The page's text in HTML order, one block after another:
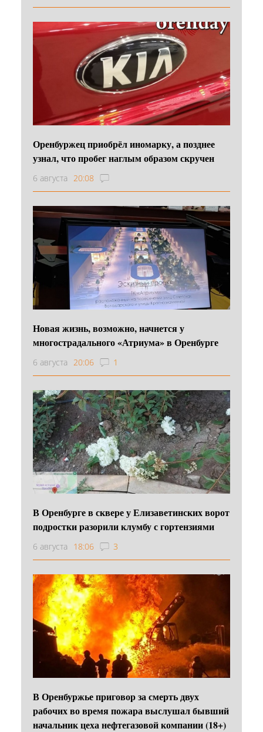
Оренбуржец приобрёл иномарку, а позднее
узнал, что пробег наглым образом скручен
6 августа 20:08
Новая жизнь, возможно, начнется у
многострадального «Атриума» в Оренбурге
6 августа 20:06 1
В Оренбурге в сквере у Елизаветинских ворот
подростки разорили клумбу с гортензиями
6 августа 18:06 3
В Оренбуржье приговор за смерть двух
рабочих во время пожара выслушал бывший
начальник цеха нефтегазовой компании (18+)